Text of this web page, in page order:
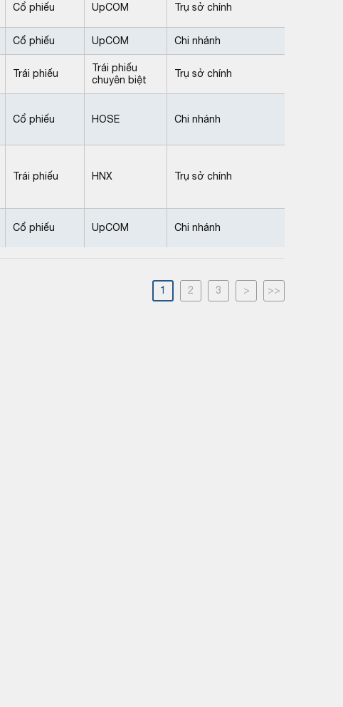
Cổ phiếu UpCOM Trụ sở chính
Cổ phiếu UpCOM Chi nhánh
Trái phiếu
Trái phiếu
chuyên biệt
Trụ sở chính
Cổ phiếu HOSE Chi nhánh
Trái phiếu HNX Trụ sở chính
Cổ phiếu UpCOM Chi nhánh
1 2 3 > >>